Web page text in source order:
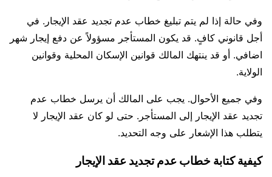
وفي حالة إذا لم يتم تبليغ خطاب عدم تجديد عقد الإيجار. في
أجل قانوني كافٍ. قد يكون المستأجر مسؤولاً عن دفع إيجار شهر
اضافي. أو قد ينتهك المالك قوانين الإسكان المحلية وقوانين
الولاية.
وفي جميع الأحوال. يجب على المالك أن يرسل خطاب عدم
تجديد عقد الإيجار إلى المستأجر. حتى لو كان عقد الإيجار لا
يتطلب هذا الإشعار على وجه التحديد.
كيفية كتابة خطاب عدم تجديد عقد الإيجار